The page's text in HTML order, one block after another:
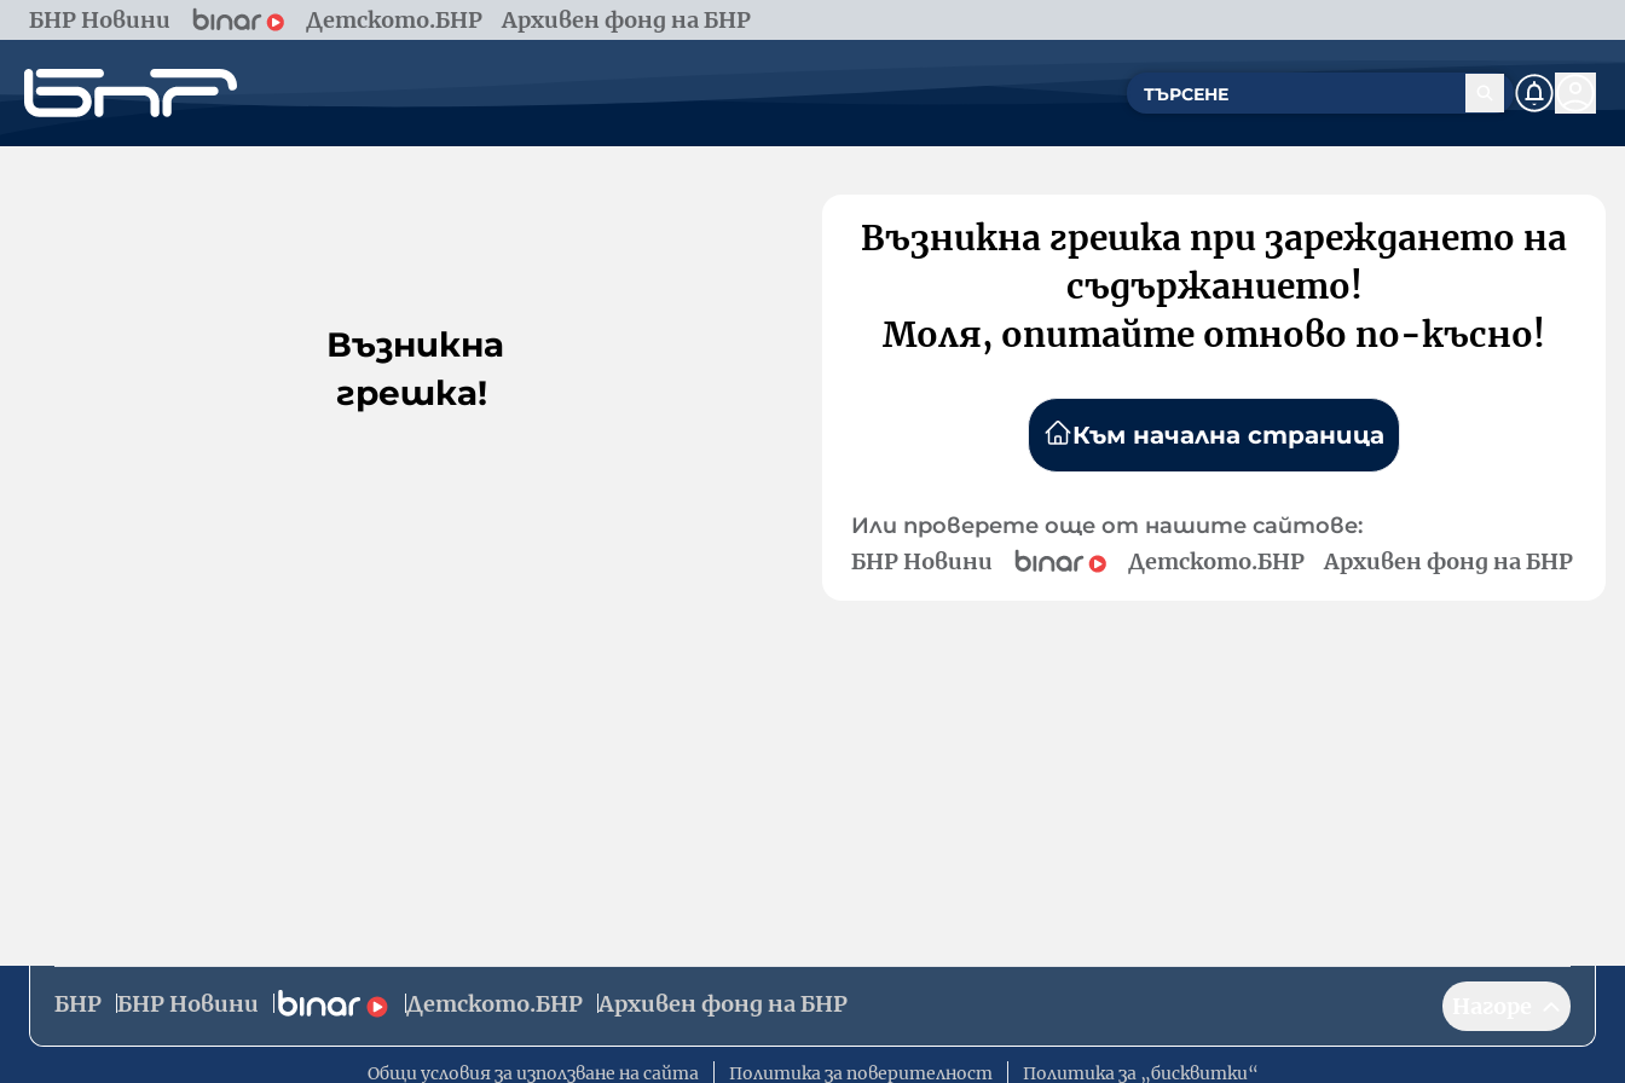
БНР Новини Детското.БНР Архивен фонд на БНР
Възникна
грешка!
Възникна грешка при зареждането на
съдържанието!
Моля, опитайте отново по-късно!
Към начална страница
Или проверете още от нашите сайтове:
БНР Новини Детското.БНР Архивен фонд на БНР
БНР БНР Новини Детското.БНР Архивен фонд на БНР
Общи условия за използване на сайта Политика за поверителност Политика за „бисквитки“